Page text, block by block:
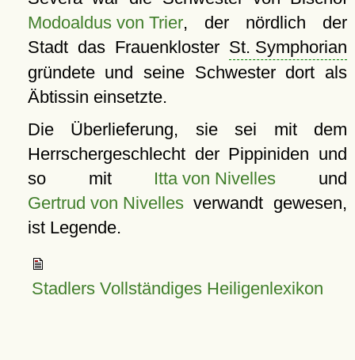
Modoaldus von Trier, der nördlich der
Stadt das Frauenkloster St. Symphorian
gründete und seine Schwester dort als
Äbtissin einsetzte.
Die Überlieferung, sie sei mit dem
Herrschergeschlecht der Pippiniden und
so mit Itta von Nivelles und
Gertrud von Nivellesverwandt gewesen,
ist Legende.
Stadlers Vollständiges Heiligenlexikon